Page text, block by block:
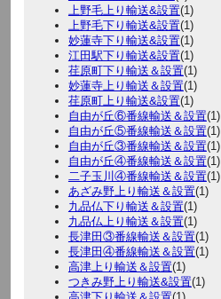
上野毛上り輸送&設置(1)
上野毛下り輸送&設置(1)
妙蓮寺下り輸送&設置(1)
江田駅下り輸送&設置(1)
荏原町下り輸送＆設置(1)
妙蓮寺上り輸送＆設置(1)
荏原町上り輸送&設置(1)
自由が丘⑥番線輸送＆設置(1)
自由が丘⑤番線輸送＆設置(1)
自由が丘③番線輸送＆設置(1)
自由が丘④番線輸送＆設置(1)
二子玉川④番線輸送＆設置(1)
あざみ野上り輸送＆設置(1)
九品仏下り輸送＆設置(1)
九品仏上り輸送＆設置(1)
長津田③番線輸送＆設置(1)
長津田④番線輸送＆設置(1)
高津上り輸送＆設置(1)
つきみ野上り輸送&設置(1)